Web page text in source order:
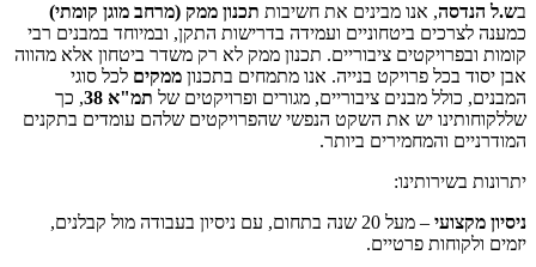
בש.ל הנדסה, אנו מבינים את חשיבות תכנון ממק (מרחב מוגן קומתי)
כמענה לצרכים ביטחוניים ועמידה בדרישות התקן, ובמיוחד במבנים רבי
קומות ובפרויקטים ציבוריים. תכנון ממק לא רק משדר ביטחון אלא מהווה
אבן יסוד בכל פרויקט בנייה. אנו מתמחים בתכנון ממקים לכל סוגי
המבנים, כולל מבנים ציבוריים, מגורים ופרויקטים של תמ"א 38
, כך
שללקוחותינו יש את השקט הנפשי שהפרויקטים שלהם עומדים בתקנים
המודרניים והמחמירים ביותר.
יתרונות בשירותינו:
ניסיון מקצועי
– מעל 20 שנה בתחום, עם ניסיון בעבודה מול קבלנים,
יזמים ולקוחות פרטיים.